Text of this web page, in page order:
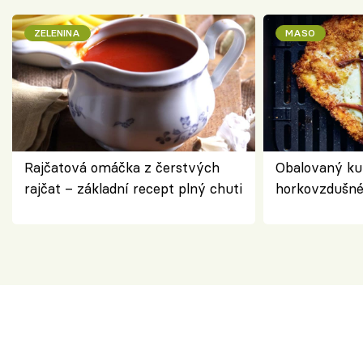
ZELENINA
Rajčatová omáčka z čerstvých
rajčat – základní recept plný chuti
MASO
Obalovaný